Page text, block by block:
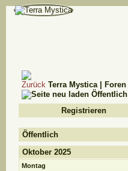
Terra Mystica | Foren
Öffentlich
Registrieren
Öffentlich
Oktober 2025
Montag